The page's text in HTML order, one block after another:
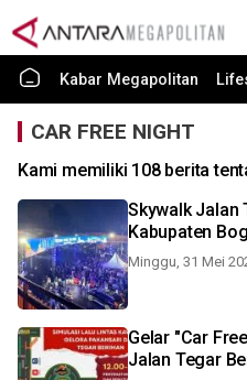
Kabar Megapolitan
CAR FREE NIGHT
Kami memiliki 108 berita
Skywalk Jalan
Kabupaten
Minggu, 31 Mei
Gelar "Car
Jalan Tegar